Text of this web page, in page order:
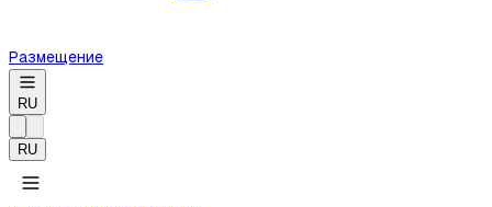
Размещение
RU
RU